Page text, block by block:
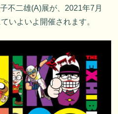
不二雄(A)展が、2021年7月
いよいよ開催されます。